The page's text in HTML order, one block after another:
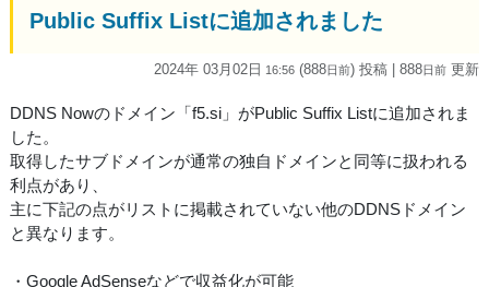
Public Suffix Listに追加されました
2024年 03月02日 16:56 (888日前) 投稿 | 888日前 更新
DDNS Nowのドメイン「f5.si」がPublic Suffix Listに追加されま
した。
取得したサブドメインが通常の独自ドメインと同等に扱われる
利点があり、
主に下記の点がリストに掲載されていない他のDDNSドメイン
と異なります。
・Google AdSenseなどで収益化が可能